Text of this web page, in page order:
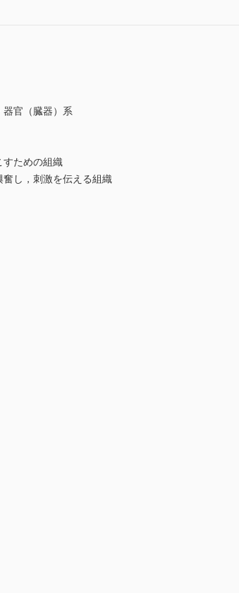
官（臓器）系
ための組織
し，刺激を伝える組織